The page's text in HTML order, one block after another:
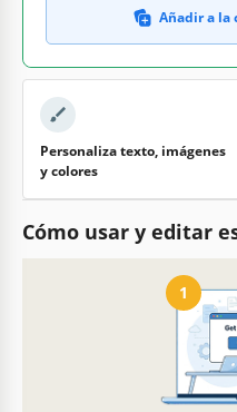
Añadir a la
Personaliza texto, imágenes
y colores
Cómo usar y editar
1